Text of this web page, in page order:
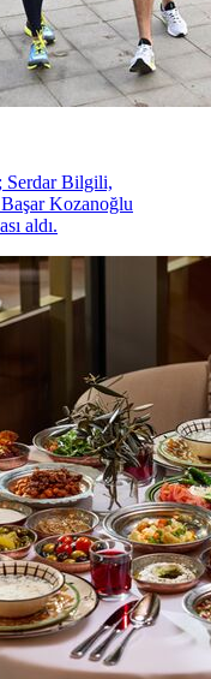
Serdar Bilgili,
Kozanoğlu
aldı.